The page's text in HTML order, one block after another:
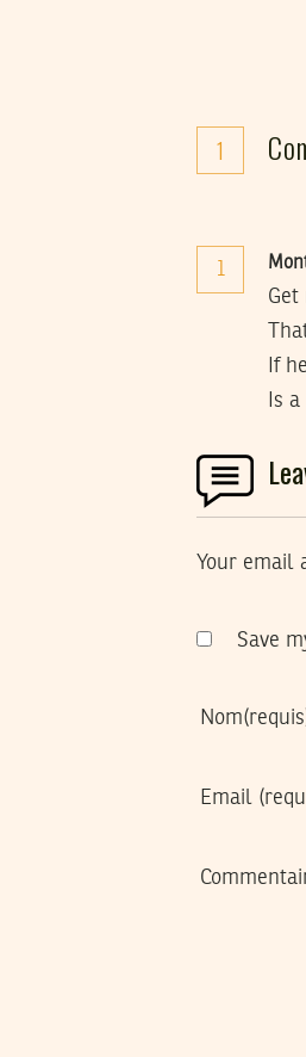
1
1
Get
If
Is
Your email
Save
Nom
Email